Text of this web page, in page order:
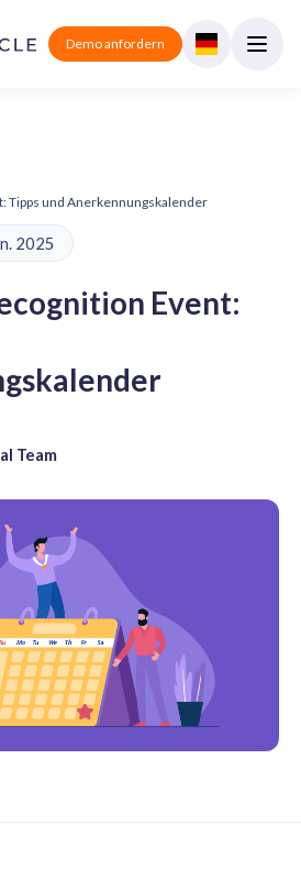
Demo anfordern
Tipps und Anerkennungskalender
2025
Event:
Team